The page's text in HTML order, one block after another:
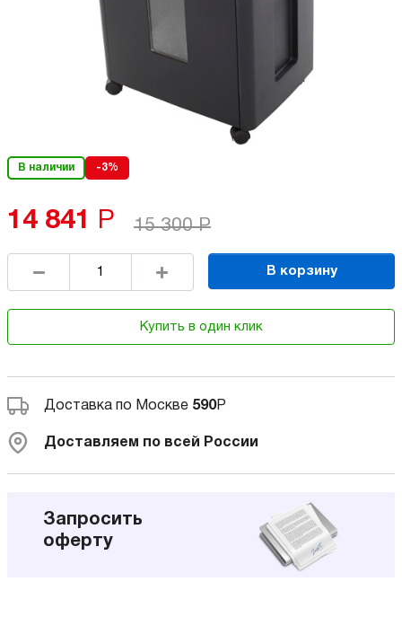
В наличии -3%
14 841 Р 15 300 Р
В корзину
Купить в один клик
Доставка по Москве 590Р
Доставляем по всей России
Запросить
оферту